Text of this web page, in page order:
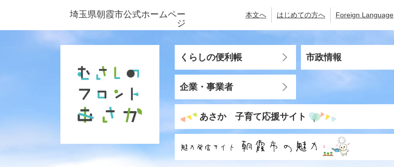
ジ
ュ
埼玉県朝霞市公式ホームペー
ジ
本文へ はじめての方へ Foreign Language
くらしの便利帳 市政情報
企業・事業者
あさか 子育て応援サイト